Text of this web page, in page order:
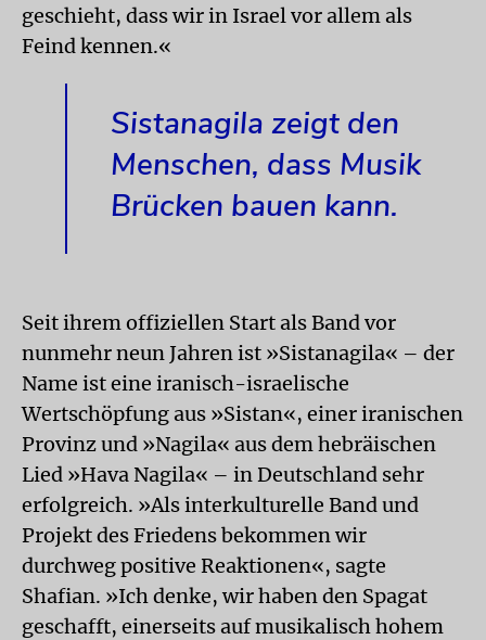
geschieht, dass wir in Israel vor allem als
Feind kennen.«
Sistanagila zeigt den
Menschen, dass Musik
Brücken bauen kann.
Seit ihrem offiziellen Start als Band vor
nunmehr neun Jahren ist »Sistanagila« – der
Name ist eine iranisch-israelische
Wertschöpfung aus »Sistan«, einer iranischen
Provinz und »Nagila« aus dem hebräischen
Lied »Hava Nagila« – in Deutschland sehr
erfolgreich. »Als interkulturelle Band und
Projekt des Friedens bekommen wir
durchweg positive Reaktionen«, sagte
Shafian. »Ich denke, wir haben den Spagat
geschafft, einerseits auf musikalisch hohem